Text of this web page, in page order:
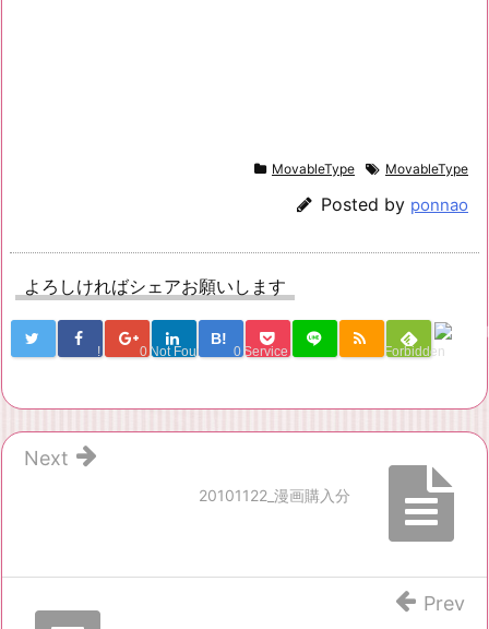
MovableType MovableType
Posted by ponnao
よろしければシェアお願いします
! 0 Not Found
B!
0 Service Una Forbidden
20101122_漫画購入分
Next
Prev